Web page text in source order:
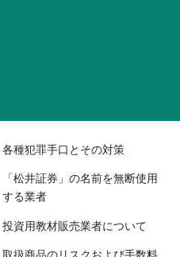
各種犯罪手口とその対策
「松井証券」の名前を無断使用
する業者
投資用教材販売業者について